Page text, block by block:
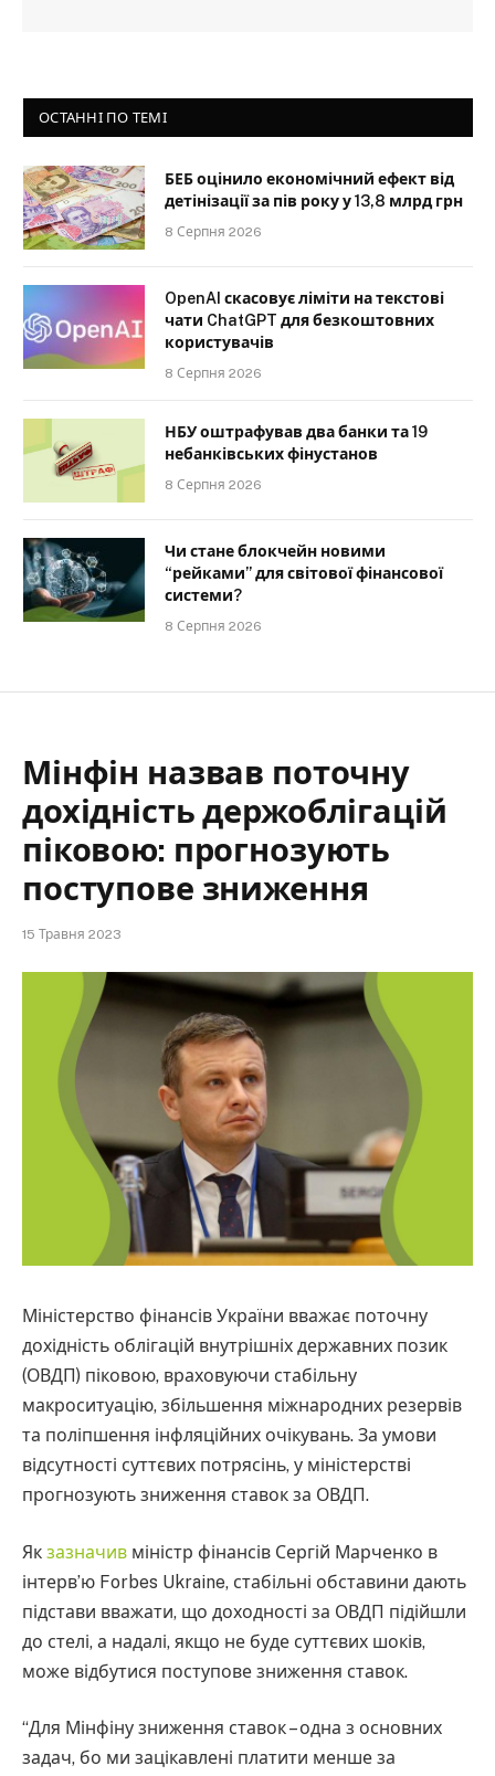
ОСТАННІ ПО ТЕМІ
БЕБ оцінило економічний ефект від
детінізації за пів року у 13,8 млрд грн
8 Серпня 2026
OpenAI скасовує ліміти на текстові
чати ChatGPT для безкоштовних
користувачів
8 Серпня 2026
НБУ оштрафував два банки та 19
небанківських фінустанов
8 Серпня 2026
Чи стане блокчейн новими
“рейками” для світової фінансової
системи?
8 Серпня 2026
Мінфін назвав поточну
дохідність держоблігацій
піковою: прогнозують
поступове зниження
15 Травня 2023
Міністерство фінансів України вважає поточну
дохідність облігацій внутрішніх державних позик
(ОВДП) піковою, враховуючи стабільну
макроситуацію, збільшення міжнародних резервів
та поліпшення інфляційних очікувань. За умови
відсутності суттєвих потрясінь, у міністерстві
прогнозують зниження ставок за ОВДП.
Як зазначив міністр фінансів Сергій Марченко в
інтерв’ю Forbes Ukraine, стабільні обставини дають
підстави вважати, що доходності за ОВДП підійшли
до стелі, а надалі, якщо не буде суттєвих шоків,
може відбутися поступове зниження ставок.
“Для Мінфіну зниження ставок – одна з основних
задач, бо ми зацікавлені платити менше за